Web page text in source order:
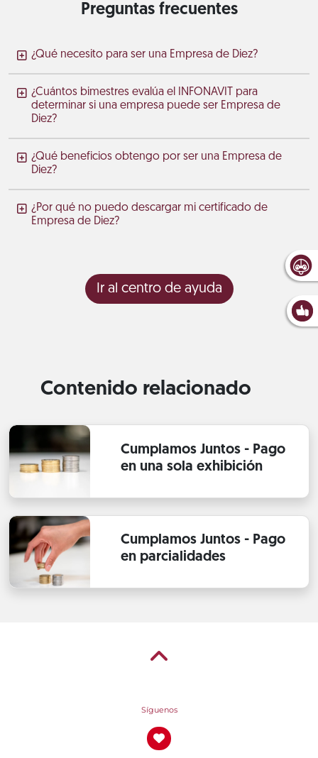
Preguntas frecuentes
¿Qué necesito para ser una Empresa de Diez?
¿Cuántos bimestres evalúa el INFONAVIT para
determinar si una empresa puede ser Empresa de
Diez?
¿Qué beneficios obtengo por ser una Empresa de
Diez?
¿Por qué no puedo descargar mi certificado de
Empresa de Diez?
Ir al centro de ayuda
Contenido relacionado
Cumplamos Juntos - Pago
en una sola exhibición
Cumplamos Juntos - Pago
en parcialidades
Síguenos